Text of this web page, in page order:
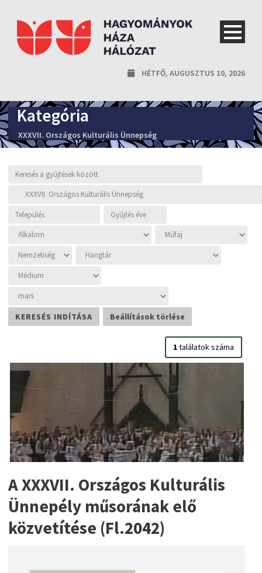
HÉTFŐ, AUGUSZTUS 10, 2026
Kategória
XXXVII. Országos Kulturális Ünnepség
1találatok száma
A XXXVII. Országos Kulturális
Ünnepély műsorának elő
közvetítése (Fl.2042)